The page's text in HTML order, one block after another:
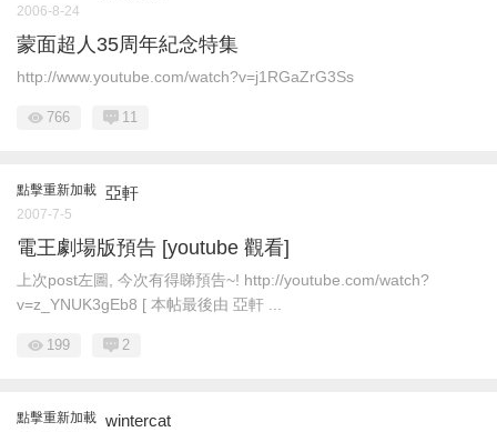
2006-8-24
蒙面超人35周年紀念特集
http://www.youtube.com/watch?v=j1RGaZrG3Ss
766 11
點擊重新加載 亞軒
2007-7-5
電王劇場版預告 [youtube 觀看]
上次post左圖, 今次有得睇預告~! http://youtube.com/watch?
v=z_YNUK3gEb8 [ 本帖最後由 亞軒 ...
199 2
點擊重新加載 wintercat